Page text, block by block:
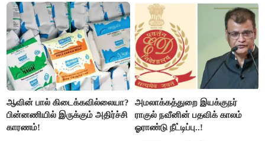
வெட்டி சாய்ப்பு..!
ஆவின் பால் கிடைக்கவில்லையா?
பின்னணியில் இருக்கும் அதிர்ச்சி
காரணம்!
அமலாக்கத்துறை இயக்குநர்
ராகுல் நவீனின் பதவிக் காலம்
ஓராண்டு நீட்டிப்பு..!